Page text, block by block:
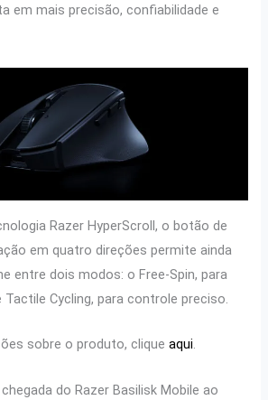
em mais precisão, confiabilidade e
Razer HyperScroll, o botão de
em quatro direções permite ainda
entre dois modos: o Free-Spin, para
Tactile Cycling, para controle preciso.
sobre o produto, cliqueaqui.
do Razer Basilisk Mobile ao